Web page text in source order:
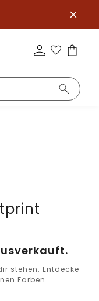
stehen. Entdecke
Farben.